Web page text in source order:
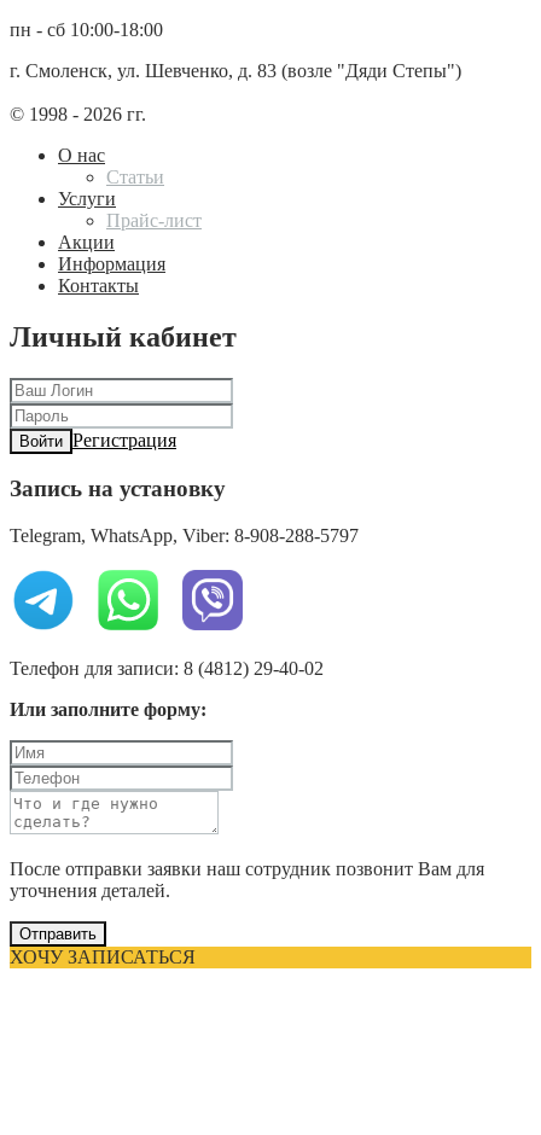
пн - сб 10:00-18:00
г. Смоленск, ул. Шевченко, д. 83 (возле "Дяди Степы")
© 1998 - 2026 гг.
О нас
Статьи
Услуги
Прайс-лист
Акции
Информация
Контакты
Личный кабинет
Войти Регистрация
Запись на установку
Telegram, WhatsApp, Viber: 8-908-288-5797
Телефон для записи: 8 (4812) 29-40-02
Или заполните форму:
После отправки заявки наш сотрудник позвонит Вам для
уточнения деталей.
Отправить
ХОЧУ ЗАПИСАТЬСЯ